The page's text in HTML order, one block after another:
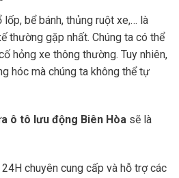
bể bánh, thủng ruột xe,… là
thường gặp nhất. Chúng ta có thể
hỏng xe thông thường. Tuy nhiên,
hóc mà chúng ta không thể tự
ô tô lưu động Biên Hòa sẽ là
chuyên cung cấp và hỗ trợ các